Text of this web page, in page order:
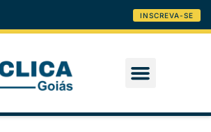
INSCREVA-SE